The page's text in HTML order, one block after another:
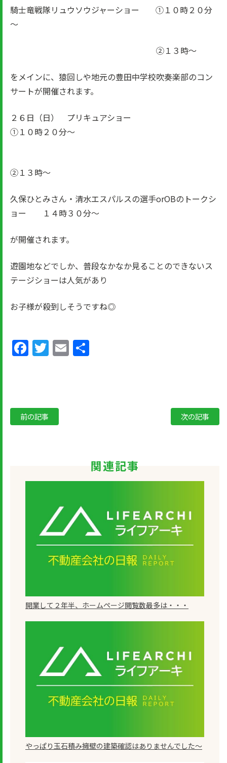
騎士竜戦隊リュウソウジャーショー ①１０時２０分
～
②１３時～
をメインに、猿回しや地元の豊田中学校吹奏楽部のコン
サートが開催されます。
２６日（日） プリキュアショー
①１０時２０分～
②１３時～
久保ひとみさん・清水エスパルスの選手orOBのトークシ
ョー １４時３０分～
が開催されます。
遊園地などでしか、普段なかなか見ることのできないス
テージショーは人気があり
お子様が殺到しそうですね◎
Facebook
Twitter
Email
前の記事 次の記事
関連記事
開業して２年半、ホームページ閲覧数最多は・・・
やっぱり玉石積み擁壁の建築確認はありませんでした～